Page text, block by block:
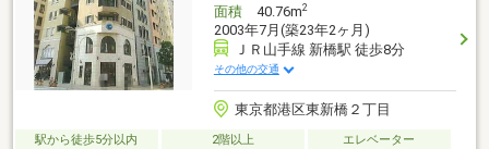
面積40.76m2
2003年7月(築23年2ヶ月)
ＪＲ山手線 新橋駅 徒歩8分
その他の交通
東京都港区東新橋２丁目
駅から徒歩5分以内 2階以上 エレベーター